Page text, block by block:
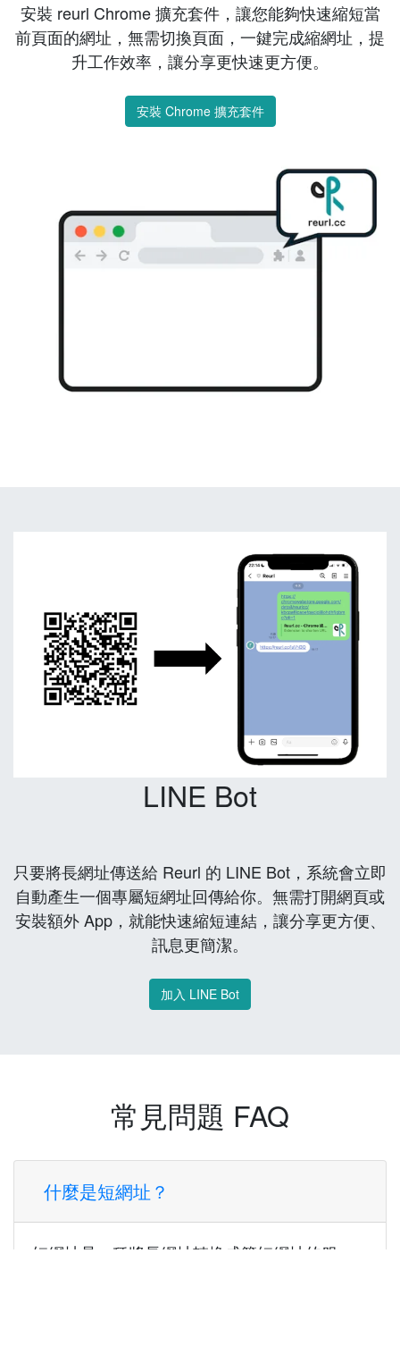
安裝 reurl Chrome 擴充套件，讓您能夠快速縮短當
前頁面的網址，無需切換頁面，一鍵完成縮網址，提
升工作效率，讓分享更快速更方便。
安裝 Chrome 擴充套件
LINE Bot
只要將長網址傳送給 Reurl 的 LINE Bot，系統會立即
自動產生一個專屬短網址回傳給你。無需打開網頁或
安裝額外 App，就能快速縮短連結，讓分享更方便、
訊息更簡潔。
加入 LINE Bot
常見問題 FAQ
什麼是短網址？
短網址是一種將長網址轉換成簡短網址的服